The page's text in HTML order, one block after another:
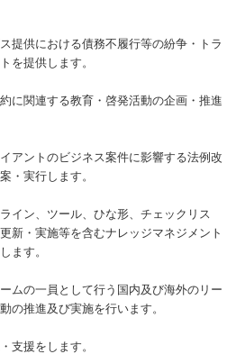
提供における債務不履行等の紛争・トラ
を提供します。
に関連する教育・啓発活動の企画・推進
アントのビジネス案件に影響する法例改
・実行します。
イン、ツール、ひな形、チェックリス
新・実施等を含むナレッジマネジメント
ます。
ムの一員として行う国内及び海外のリー
の推進及び実施を行います。
支援をします。